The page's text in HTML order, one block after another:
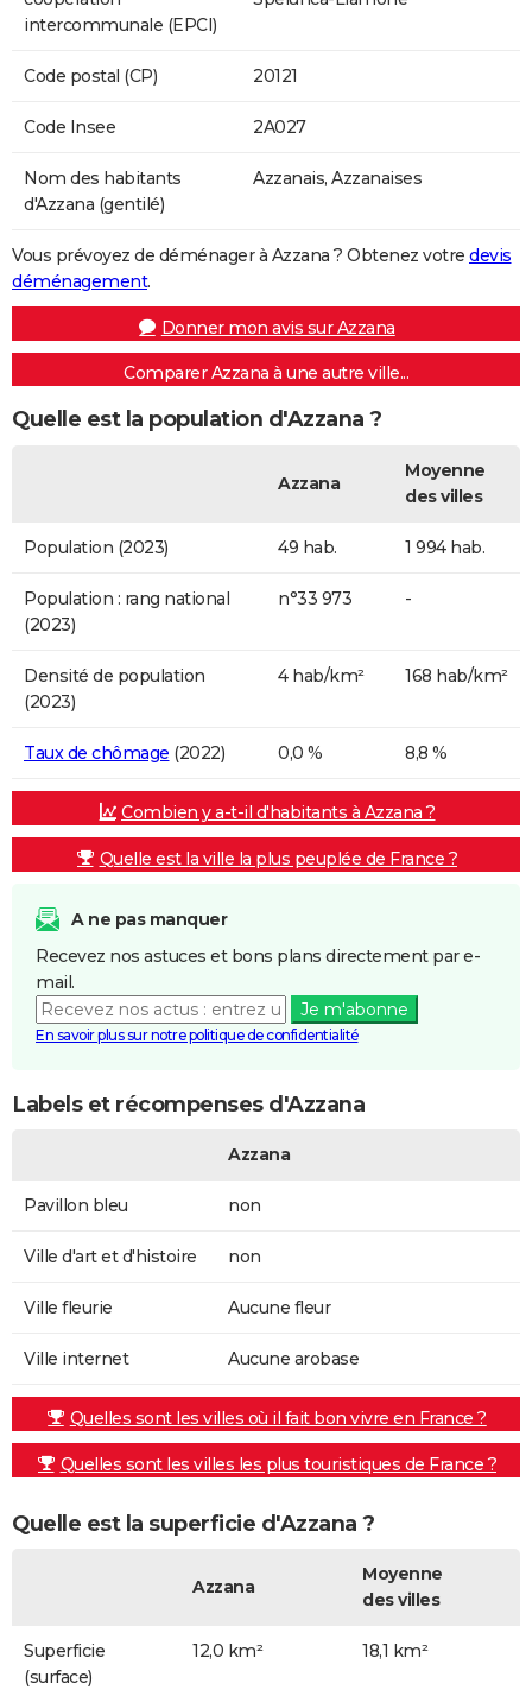
intercommunale (EPCI)
Code postal (CP) 20121
Code Insee 2A027
Nom des habitants
d'Azzana (gentilé)
Azzanais, Azzanaises
Vous prévoyez de déménager à Azzana ? Obtenez votre devis
déménagement.
Donner mon avis sur Azzana
Comparer Azzana à une autre ville...
Quelle est la population d'Azzana ?
Azzana
Moyenne
des villes
Population (2023) 49 hab. 1 994 hab.
Population : rang national
(2023)
n°33 973 -
Densité de population
(2023)
4 hab/km² 168 hab/km²
Taux de chômage (2022) 0,0 % 8,8 %
Combien y a-t-il d'habitants à Azzana ?
Quelle est la ville la plus peuplée de France ?
A ne pas manquer
Recevez nos astuces et bons plans directement par e-
mail.
Je m'abonne
En savoir plus sur notre politique de confidentialité
Labels et récompenses d'Azzana
Azzana
Pavillon bleu non
Ville d'art et d'histoire non
Ville fleurie Aucune fleur
Ville internet Aucune arobase
Quelles sont les villes où il fait bon vivre en France ?
Quelles sont les villes les plus touristiques de France ?
Quelle est la superficie d'Azzana ?
Azzana
Moyenne
des villes
Superficie
(surface)
12,0 km² 18,1 km²